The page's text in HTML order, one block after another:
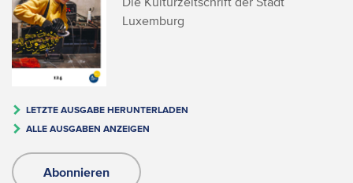
Luxemburg
LETZTE AUSGABE HERUNTERLADEN
ALLE AUSGABEN ANZEIGEN
Abonnieren